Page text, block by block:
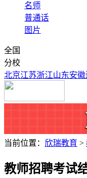
名师
普通话
图片
全国
分校
北京江苏浙江山东安徽
当前位置： 欣瑞教育 >
教师招聘考试